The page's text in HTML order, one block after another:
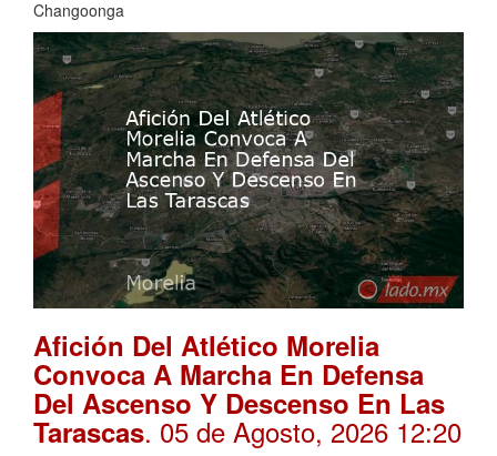
Changoonga
Afición Del Atlético Morelia
Convoca A Marcha En Defensa
Del Ascenso Y Descenso En Las
Tarascas. 05 de Agosto, 2026 12:20